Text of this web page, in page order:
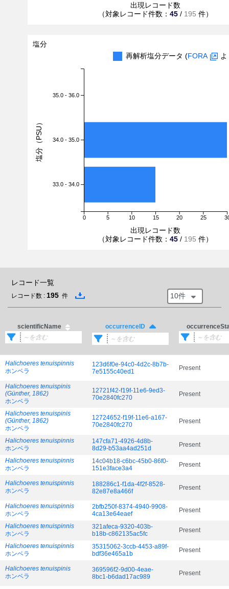
出現レコード数
（対象レコード件数： 45 / 195 件）
塩分
再解析塩分データ (FORA
0 5 10 15 20 25
35.0 - 36.0
34.0 - 35.0
33.0 - 34.0
出現レコード数
（対象レコード件数： 45 / 195 件）
塩分（PSU）
レコード一覧
レコード数 : 195 件 10件
scientificName occurrenceID
Halichoeres tenuispinnis
ホンベラ
123d6f0e-94c0-4d2c-8b7b-
7e5155c40ed1
Present
Halichoeres tenuispinis
(Günther, 1862)
ホンベラ
12721f42-f19f-11e6-9ed3-
70e2840fc270
Present
Halichoeres tenuispinis
(Günther, 1862)
ホンベラ
12724652-f19f-11e6-a167-
70e2840fc270
Present
Halichoeres tenuispinnis
ホンベラ
147cfa71-4926-4d8b-
8d29-b53aa4ad251d
Present
Halichoeres tenuispinnis
ホンベラ
14c04b18-c6bc-45b0-86f0-
151e3face3a4
Present
Halichoeres tenuispinnis
ホンベラ
188286c1-f1da-4f2f-8528-
82e87e8a466f
Present
Halichoeres tenuispinnis
ホンベラ
2bfb250f-8374-4940-9908-
4ca13e64eaef
Present
Halichoeres tenuispinnis
ホンベラ
321afeca-9320-403b-
b18b-c862135ac5fc
Present
Halichoeres tenuispinnis
ホンベラ
35315062-3ccb-4453-a89f-
bdf36e465a1b
Present
Halichoeres tenuispinis
ホンベラ
369596f2-9d00-4eae-
8bc1-b6dad17ac989
Present